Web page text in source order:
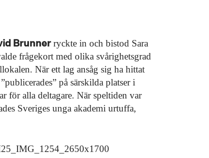
Brunnerryckte in och bistod Sara
frågekort med olika svårighetsgrad
När ett lag ansåg sig ha hittat
på särskilda platser i
för alla deltagare. När speltiden var
Sveriges unga akademi urtuffa,